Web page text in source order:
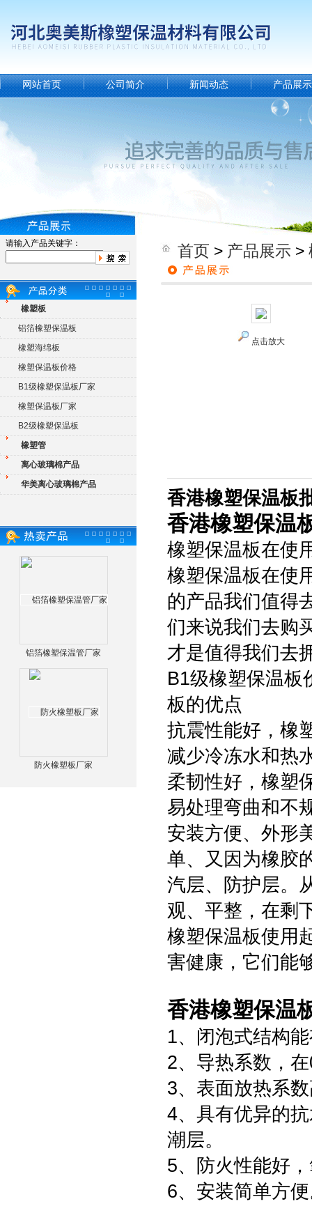
网站首页 公司简介 新闻动态 产品展示
请输入产品关键字：
橡塑板
铝箔橡塑保温板
橡塑海绵板
橡塑保温板价格
B1级橡塑保温板厂家
橡塑保温板厂家
B2级橡塑保温板
橡塑管
离心玻璃棉产品
华美离心玻璃棉产品
铝箔橡塑保温管厂家
防火橡塑板厂家
首页 > 产品展示 >
点击放大
香港橡塑保温板
香港橡塑保温
橡塑保温板在使
橡塑保温板在使
的产品我们值得
们来说我们去购
才是值得我们去
B1级橡塑保温板
板的优点
抗震性能好，橡
减少冷冻水和热
柔韧性好，橡塑
易处理弯曲和不
安装方便、外形
单、又因为橡胶
汽层、防护层。
观、平整，在剩
橡塑保温板使用
害健康，它们能
香港橡塑保温
1、闭泡式结构
2、导热系数，
3、表面放热系
4、具有优异的
潮层。
5、防火性能好
6、安装简单方